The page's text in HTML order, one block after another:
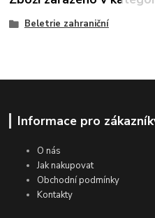
Beletrie zahraniční
Informace pro
O nás
Jak nakupovat
Obchodní podmínky
Kontakty